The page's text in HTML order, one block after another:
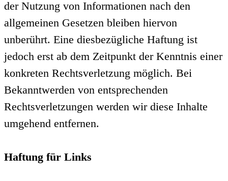
der Nutzung von Informationen nach den
allgemeinen Gesetzen bleiben hiervon
unberührt. Eine diesbezügliche Haftung ist
jedoch erst ab dem Zeitpunkt der Kenntnis einer
konkreten Rechtsverletzung möglich. Bei
Bekanntwerden von entsprechenden
Rechtsverletzungen werden wir diese Inhalte
umgehend entfernen.
Haftung für Links